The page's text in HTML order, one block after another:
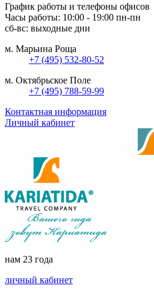
График работы и телефоны офисов
Часы работы: 10:00 - 19:00 пн-пн
сб-вс: выходные дни
м. Марьина Роща
+7 (495) 532-80-52
м. Октябрьское Поле
+7 (495) 788-59-99
Контактная информация
Личный кабинет
нам 23 года
личный кабинет